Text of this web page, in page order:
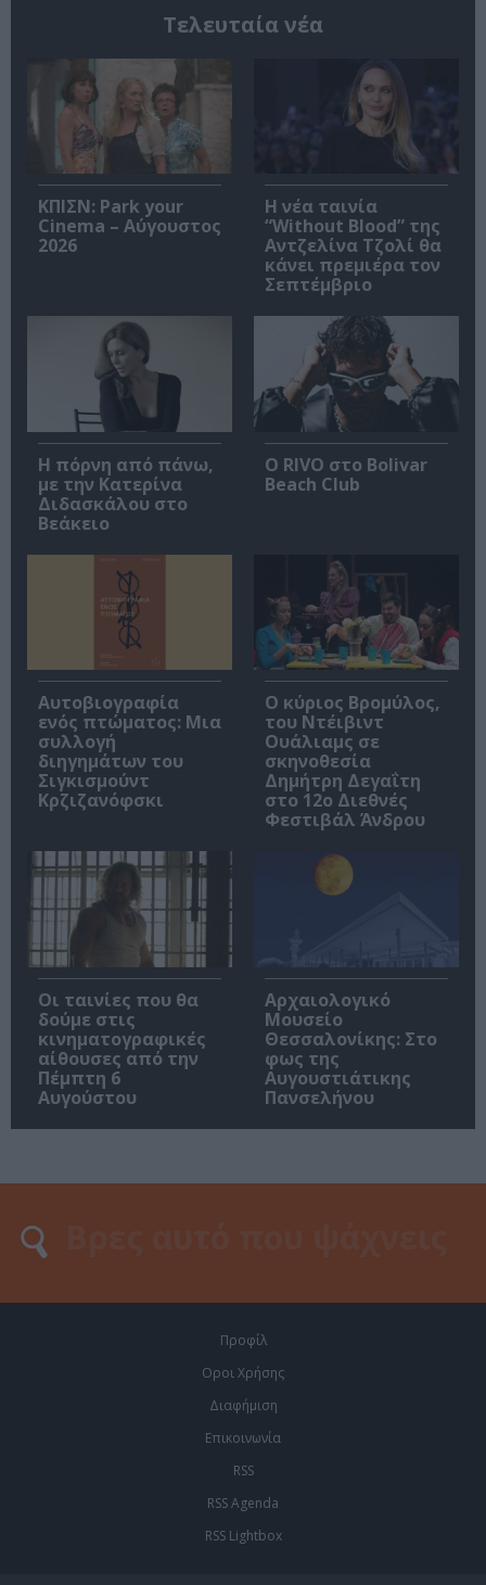
Τελευταία νέα
ΚΠΙΣΝ: Park your
Cinema – Αύγουστος
2026
Η νέα ταινία
“Without Blood” της
Αντζελίνα Τζολί θα
κάνει πρεμιέρα τον
Σεπτέμβριο
Η πόρνη από πάνω,
με την Κατερίνα
Διδασκάλου στο
Βεάκειο
Ο RIVO στο Bolivar
Beach Club
Αυτοβιογραφία
ενός πτώματος: Μια
συλλογή
διηγημάτων του
Σιγκισμούντ
Κρζιζανόφσκι
O κύριος Βρομύλος,
του Ντέιβιντ
Ουάλιαμς σε
σκηνοθεσία
Δημήτρη Δεγαΐτη
στο 12ο Διεθνές
Φεστιβάλ Άνδρου
Οι ταινίες που θα
δούμε στις
κινηματογραφικές
αίθουσες από την
Πέμπτη 6
Αυγούστου
Αρχαιολογικό
Μουσείο
Θεσσαλονίκης: Στο
φως της
Αυγουστιάτικης
Πανσελήνου
Προφίλ
Οροι Χρήσης
Διαφήμιση
Επικοινωνία
RSS
RSS Agenda
RSS Lightbox